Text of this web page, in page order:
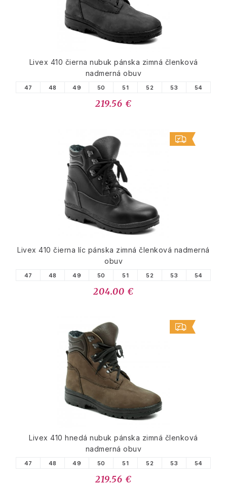
Livex 410 čierna nubuk pánska zimná členková
nadmerná obuv
47 48 49 50 51 52 53 54
219.56 €
Livex 410 čierna líc pánska zimná členková nadmerná
obuv
47 48 49 50 51 52 53 54
204.00 €
Livex 410 hnedá nubuk pánska zimná členková
nadmerná obuv
47 48 49 50 51 52 53 54
219.56 €